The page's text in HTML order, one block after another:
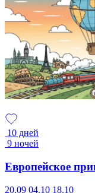
10 дней
9 ночей
Европейское
20.09 04.10 18.10